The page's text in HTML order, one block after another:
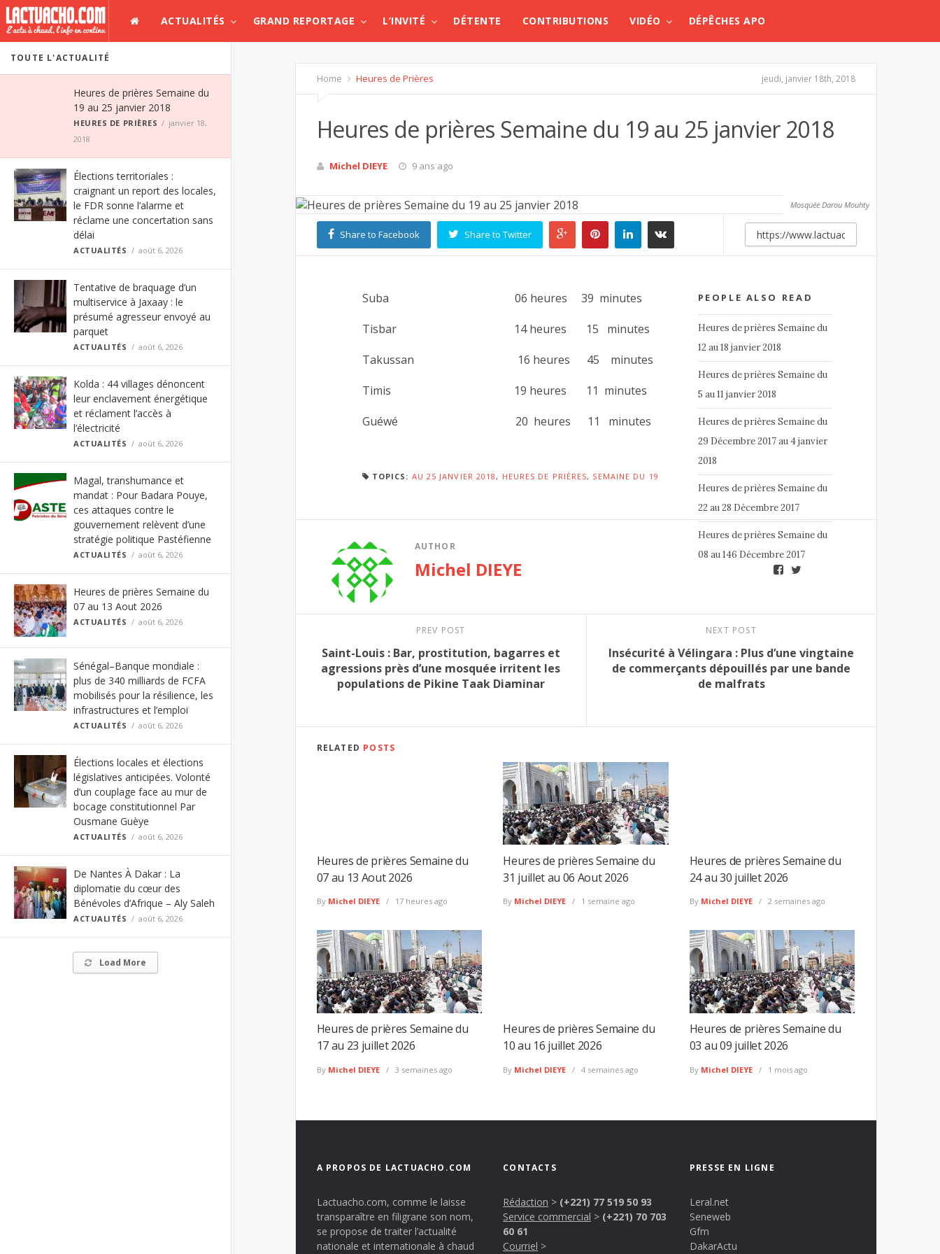
ACTUALITÉS GRAND REPORTAGE L’INVITÉ DÉTENTE CONTRIBUTIONS VIDÉO DÉPÊCHES APO
TOUTE L'ACTUALITÉ
Heures de prières Semaine du
19 au 25 janvier 2018
HEURES DE PRIÈRES
janvier 18,
2018
Élections territoriales :
craignant un report des locales,
le FDR sonne l’alarme et
réclame une concertation sans
délai
ACTUALITÉS août 6, 2026
Tentative de braquage d’un
multiservice à Jaxaay : le
présumé agresseur envoyé au
parquet
ACTUALITÉS août 6, 2026
Kolda : 44 villages dénoncent
leur enclavement énergétique
et réclament l’accès à
l’électricité
ACTUALITÉS août 6, 2026
Magal, transhumance et
mandat : Pour Badara Pouye,
ces attaques contre le
gouvernement relèvent d’une
stratégie politique Pastéfienne
ACTUALITÉS août 6, 2026
Heures de prières Semaine du
07 au 13 Aout 2026
ACTUALITÉS août 6, 2026
Sénégal–Banque mondiale :
plus de 340 milliards de FCFA
mobilisés pour la résilience, les
infrastructures et l’emploi
ACTUALITÉS août 6, 2026
Élections locales et élections
législatives anticipées. Volonté
d’un couplage face au mur de
bocage constitutionnel Par
Ousmane Guèye
ACTUALITÉS août 6, 2026
De Nantes À Dakar : La
diplomatie du cœur des
Bénévoles d’Afrique – Aly Saleh
ACTUALITÉS août 6, 2026
Load More
Home Heures de Prières jeudi, janvier 18th, 2018
Heures de prières Semaine du 19 au 25 janvier 2018
Michel DIEYE 9 ans ago
Mosquée Darou Mouhty
Share to Facebook Share to Twitter
PEOPLE ALSO READ
Heures de prières Semaine du
12 au 18 janvier 2018
Heures de prières Semaine du
5 au 11 janvier 2018
Heures de prières Semaine du
29 Décembre 2017 au 4 janvier
2018
Heures de prières Semaine du
22 au 28 Décembre 2017
Heures de prières Semaine du
08 au 146 Décembre 2017
Suba 06 heures 39 minutes
Tisbar 14 heures 15 minutes
Takussan 16 heures 45 minutes
Timis 19 heures 11 minutes
Guéwé 20 heures 11 minutes
TOPICS: AU 25 JANVIER 2018 , HEURES DE PRIÈRES, SEMAINE DU 19
AUTHOR
Michel DIEYE
PREV POST
Saint-Louis : Bar, prostitution, bagarres et
agressions près d’une mosquée irritent les
populations de Pikine Taak Diaminar
NEXT POST
Insécurité à Vélingara : Plus d’une vingtaine
de commerçants dépouillés par une bande
de malfrats
RELATED POSTS
Heures de prières Semaine du
07 au 13 Aout 2026
By Michel DIEYE 17 heures ago
Heures de prières Semaine du
31 juillet au 06 Aout 2026
By Michel DIEYE 1 semaine ago
Heures de prières Semaine du
24 au 30 juillet 2026
By Michel DIEYE 2 semaines ago
Heures de prières Semaine du
17 au 23 juillet 2026
By Michel DIEYE 3 semaines ago
Heures de prières Semaine du
10 au 16 juillet 2026
By Michel DIEYE 4 semaines ago
Heures de prières Semaine du
03 au 09 juillet 2026
By Michel DIEYE 1 mois ago
A PROPOS DE LACTUACHO.COM
Lactuacho.com, comme le laisse
transparaître en filigrane son nom,
se propose de traiter l’actualité
nationale et internationale à chaud
CONTACTS
Rédaction > (+221) 77 519 50 93
Service commercial > (+221) 70 703
60 61
Courriel >
PRESSE EN LIGNE
Leral.net
Seneweb
Gfm
DakarActu